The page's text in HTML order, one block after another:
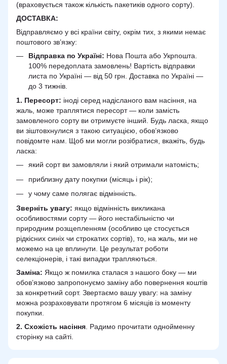
(враховується також кількість пакетиків одного сорту).
ДОСТАВКА:
Відправляємо у всі країни світу, окрім тих, з якими немає
поштового зв’язку:
Відправка по Україні: Нова Пошта або Укрпошта.
100% передоплата замовлень! Вартість відправки
листа по Україні — від 50 грн. Доставка по Україні —
до 3 тижнів.
1. Пересорт: іноді серед надісланого вам насіння, на
жаль, може траплятися пересорт — коли замість
замовленого сорту ви отримуєте інший. Будь ласка, якщо
ви зіштовхнулися з такою ситуацією, обов’язково
повідомте нам. Щоб ми могли розібратися, вкажіть, будь
ласка:
який сорт ви замовляли і який отримали натомість;
приблизну дату покупки (місяць і рік);
у чому саме полягає відмінність.
Зверніть увагу: якщо відмінність викликана
особливостями сорту — його нестабільністю чи
природним розщепленням (особливо це стосується
рідкісних синіх чи строкатих сортів), то, на жаль, ми не
можемо на це вплинути. Це результат роботи
селекціонерів, і такі випадки трапляються.
Заміна: Якщо ж помилка сталася з нашого боку — ми
обов’язково запропонуємо заміну або повернення коштів
за конкретний сорт. Звертаємо вашу увагу: на заміну
можна розраховувати протягом 6 місяців із моменту
покупки.
2. Схожість насіння . Радимо прочитати однойменну
сторінку на сайті.